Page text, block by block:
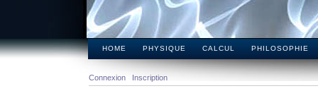
HOME PHYSIQUE CALCUL PHILOSOPHIE
Connexion Inscription